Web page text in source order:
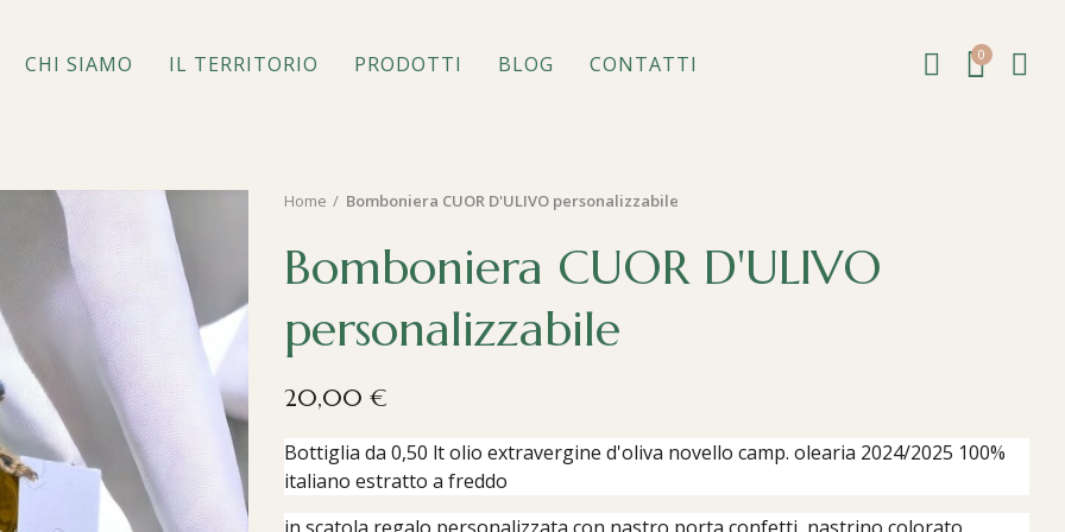
CHI SIAMO IL TERRITORIO PRODOTTI BLOG CONTATTI 0
Home Bomboniera CUOR D'ULIVO personalizzabile
Bomboniera CUOR D'ULIVO
personalizzabile
20,00 €
Bottiglia da 0,50 lt olio extravergine d'oliva novello camp. olearia 2024/2025 100%
italiano estratto a freddo